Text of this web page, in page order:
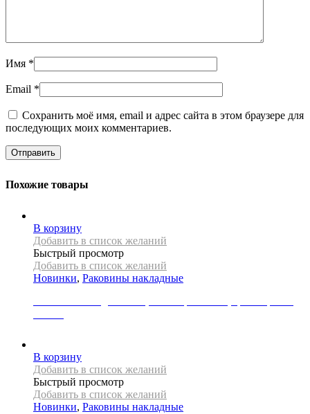
Имя *
Email *
Сохранить моё имя, email и адрес сайта в этом браузере для
последующих моих комментариев.
Похожие товары
В корзину
Добавить в список желаний
Быстрый просмотр
Добавить в список желаний
Новинки, Раковины накладные
В корзину
Добавить в список желаний
Быстрый просмотр
Добавить в список желаний
Новинки, Раковины накладные